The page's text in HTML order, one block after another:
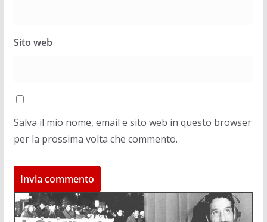
Sito web
Salva il mio nome, email e sito web in questo browser
per la prossima volta che commento.